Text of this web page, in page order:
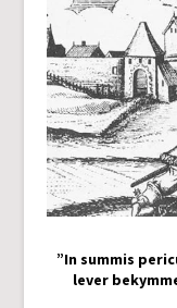
”In summis
lever